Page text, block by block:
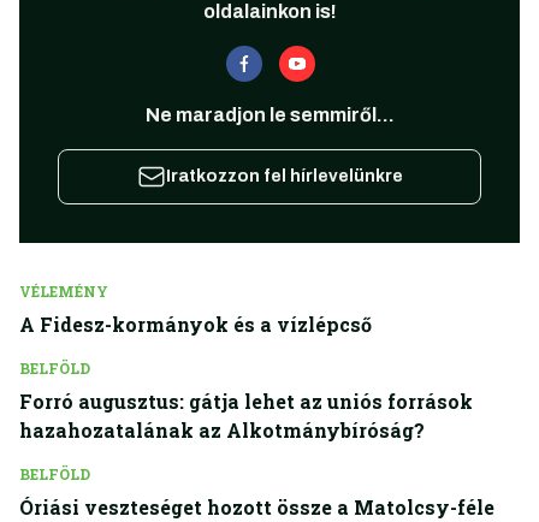
oldalainkon is!
Ne maradjon le semmiről...
Iratkozzon fel hírlevelünkre
VÉLEMÉNY
A Fidesz-kormányok és a vízlépcső
BELFÖLD
Forró augusztus: gátja lehet az uniós források
hazahozatalának az Alkotmánybíróság?
BELFÖLD
Óriási veszteséget hozott össze a Matolcsy-féle